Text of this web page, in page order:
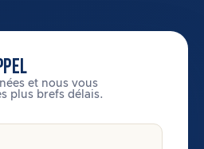
et nous vous
plus brefs délais.